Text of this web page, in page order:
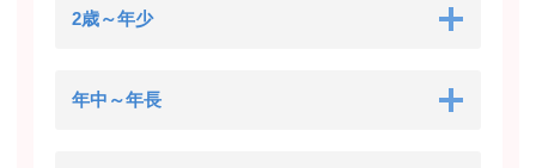
2歳～年少
年中～年長